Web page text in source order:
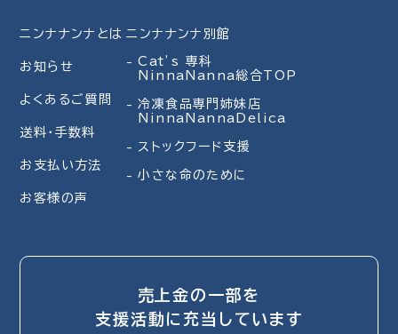
ニンナナンナとは
お知らせ
よくあるご質問
送料・手数料
お支払い方法
お客様の声
ニンナナンナ別館
Cat’s 専科
NinnaNanna総合TOP
冷凍食品専門姉妹店
NinnaNannaDelica
ストックフード支援
小さな命のために
売上金の一部を
支援活動に充当しています